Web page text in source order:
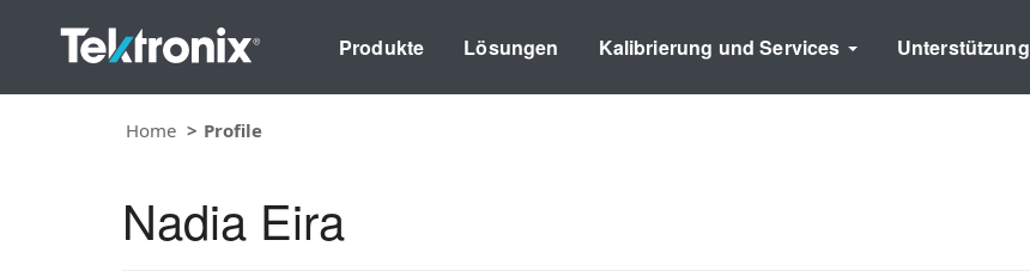
Produkte Lösungen Kalibrierung und Services Unterstützung
Home Profile
Nadia Eira